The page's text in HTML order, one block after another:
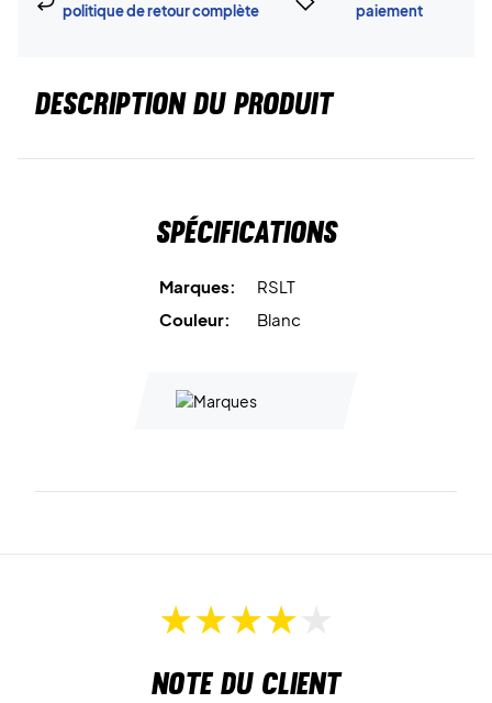
politique de retour complète
paiement
DESCRIPTION DU PRODUIT
Spécifications
Marques:
RSLT
Couleur:
Blanc
Note du client